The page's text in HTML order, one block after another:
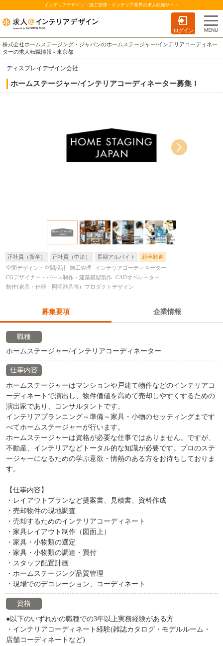
インテリアデザイン・施工管理・インテリア業界の求人転職サイト
ログイン
株式会社ホームステージング・ジャパンのホームステージャー/インテリアコーディネー
ターの求人転職情報 - 東京都
ディスプレイデザイン会社
ホームステージャー/インテリアコーディネーター募集！
正社員（新卒） 正社員（中途） 長期アルバイト
新卒歓迎
空間デザイン・空間設計 施工管理
インテリアコーディネーター
CGデザイナー・パース制作・建築模型製作 CADオペレーター
制作(家具・什器・照明器具等)
プロダクトデザイン
募集要項 企業情報
職種
ホームステージャー/インテリアコーディネーター
仕事内容
ホームステージャーはマンションや戸建て物件などのインテリアコ
ーディネートで演出し、物件価値を高めて売却しやすくするための
演出家であり、コンサルタントです。
インテリアプランニング～準備～家具・小物のセッティングまです
べてホームステージャーが行います。
ホームステージャーは資格が必要な仕事ではありません。ですが、
不動産、インテリアなどトータル的な知識が必要です。プロのステ
ージャーになるための学ぶ意欲・情熱のある方をお待ちしておりま
す。
【仕事内容】
・レイアウトプランなど提案書、見積書、資料作成
・売却物件の現地調査
・売却するためのインテリアコーディネート
・家具レイアウト制作（図面上）
・家具・小物類の選定
・家具・小物類の調達・買付
・スタッフ配置計画
・ホームステージング品質管理
・現場でのデコレーション、コーディネート
資格
●以下のいずれかの職種での3年以上実務経験がある方
・インテリアコーディネート経験(雑誌カタログ・モデルルーム・
店舗コーディネートなど)